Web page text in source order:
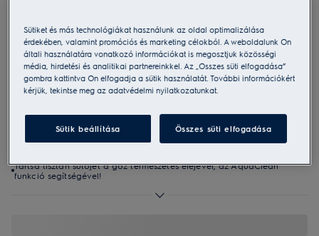
SurroundCook 600 sütő, aqua clean
tisztítással
4.9 (994)
Termékismertető adatlap
A 600-as SurroundCook® sütő egységes hőmérsékletet tart fenn a
sütőtér minden pontján.
A többszintű főzés funkció biztosítja, hogy mindhárom szinten
Tartsa tisztán sütőjét a gőz természetes erejével, az AquaClean
funkció segítségével!
Sütiket és más technológiákat használunk az oldal optimalizálása
érdekében, valamint promóciós és marketing célokból. A weboldalunk Ön
általi használatára vonatkozó információkat is megosztjuk közösségi
média, hirdetési és analitikai partnereinkkel. Az „Összes süti elfogadása”
gombra kattintva Ön elfogadja a sütik használatát. További információkért
kérjük, tekintse meg az adatvédelmi nyilatkozatunkat.
Sütik beállítása Összes süti elfogadása